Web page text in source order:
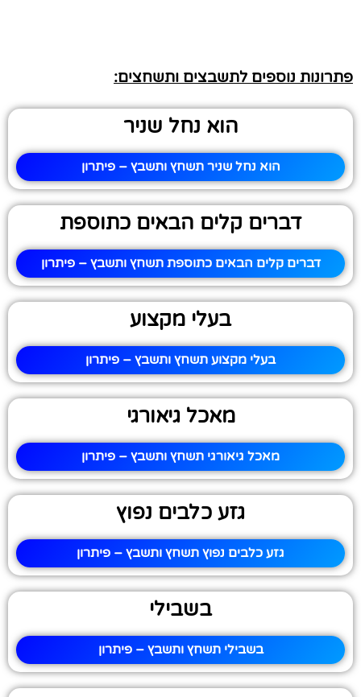
פתרונות נוספים לתשבצים ותשחצים:
הוא נחל שניר
הוא נחל שניר תשחץ ותשבץ – פיתרון
דברים קלים הבאים כתוספת
דברים קלים הבאים כתוספת תשחץ ותשבץ – פיתרון
בעלי מקצוע
בעלי מקצוע תשחץ ותשבץ – פיתרון
מאכל גיאורגי
מאכל גיאורגי תשחץ ותשבץ – פיתרון
גזע כלבים נפוץ
גזע כלבים נפוץ תשחץ ותשבץ – פיתרון
בשבילי
בשבילי תשחץ ותשבץ – פיתרון